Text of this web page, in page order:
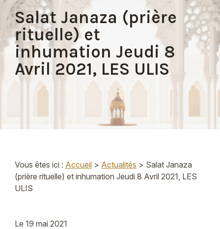
Salat Janaza (prière
rituelle) et
inhumation Jeudi 8
Avril 2021, LES ULIS
Vous êtes ici : Accueil> Actualités > Salat Janaza
(prière rituelle) et inhumation Jeudi 8 Avril 2021, LES
ULIS
Le 19 mai 2021